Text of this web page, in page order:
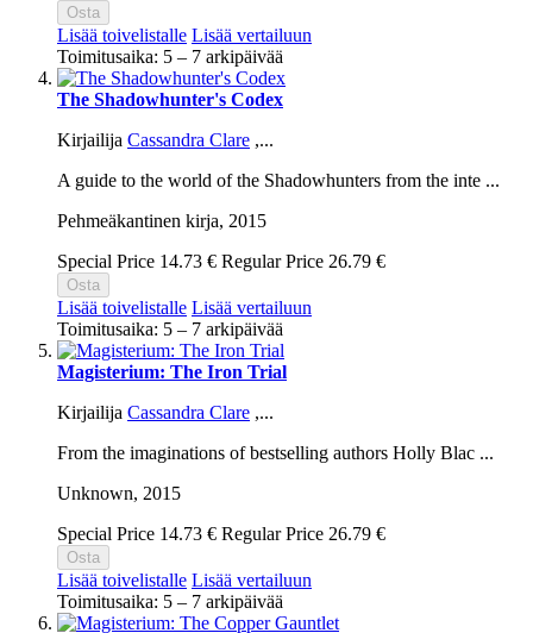
Osta
Lisää toivelistalle Lisää vertailuun
Toimitusaika: 5 – 7 arkipäivää
The Shadowhunter's Codex
Kirjailija Cassandra Clare ,...
A guide to the world of the Shadowhunters from the inte ...
Pehmeäkantinen kirja, 2015
Special Price 14.73 € Regular Price 26.79 €
Osta
Lisää toivelistalle Lisää vertailuun
Toimitusaika: 5 – 7 arkipäivää
Magisterium: The Iron Trial
Kirjailija Cassandra Clare ,...
From the imaginations of bestselling authors Holly Blac ...
Unknown, 2015
Special Price 14.73 € Regular Price 26.79 €
Osta
Lisää toivelistalle Lisää vertailuun
Toimitusaika: 5 – 7 arkipäivää